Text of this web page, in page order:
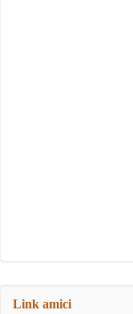
Link amici